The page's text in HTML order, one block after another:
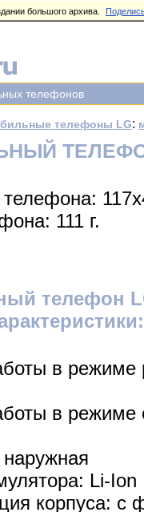
большого архива.
телефонов
телефоны LG:
111 г.
телефон
в режиме
в режиме
Li-Ion
корпуса: с